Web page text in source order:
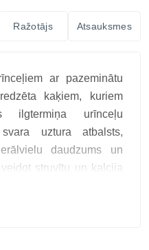
Ražotājs Atsauksmes
ar pazeminātu
kaķiem, kuriem
ilgtermiņa urīnceļu
uztura atbalsts,
daudzums un
struvītu un kalcija